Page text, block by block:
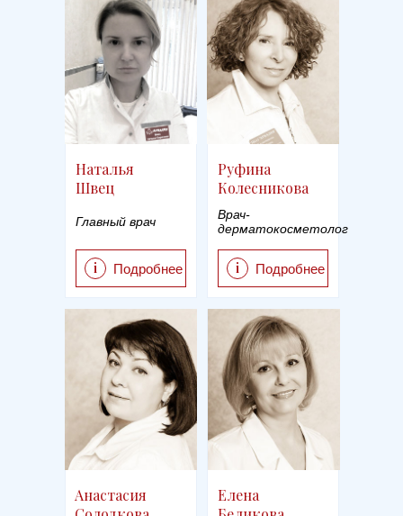
Подробнее
i
Наталья
Швец
Главный врач
Подробнее
i
Руфина
Колесникова
Врач-
дерматокосметолог
Анастасия
Елена